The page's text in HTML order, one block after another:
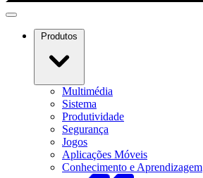
Produtos
Multimédia
Sistema
Produtividade
Segurança
Jogos
Aplicações Móveis
Conhecimento e Aprendizagem